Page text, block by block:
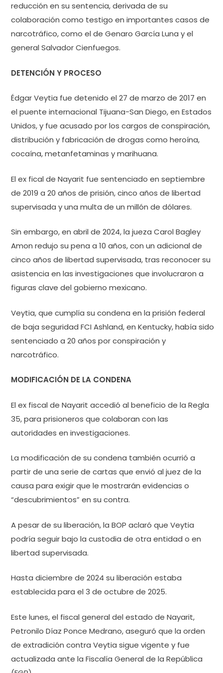
reducción en su sentencia, derivada de su
colaboración como testigo en importantes casos de
narcotráfico, como el de Genaro García Luna y el
general Salvador Cienfuegos.
DETENCIÓN Y PROCESO
Édgar Veytia fue detenido el 27 de marzo de 2017 en
el puente internacional Tijuana-San Diego, en Estados
Unidos, y fue acusado por los cargos de conspiración,
distribución y fabricación de drogas como heroína,
cocaína, metanfetaminas y marihuana.
El ex fical de Nayarit fue sentenciado en septiembre
de 2019 a 20 años de prisión, cinco años de libertad
supervisada y una multa de un millón de dólares.
Sin embargo, en abril de 2024, la jueza Carol Bagley
Amon redujo su pena a 10 años, con un adicional de
cinco años de libertad supervisada, tras reconocer su
asistencia en las investigaciones que involucraron a
figuras clave del gobierno mexicano.
Veytia, que cumplía su condena en la prisión federal
de baja seguridad FCI Ashland, en Kentucky, había sido
sentenciado a 20 años por conspiración y
narcotráfico.
MODIFICACIÓN DE LA CONDENA
El ex fiscal de Nayarit accedió al beneficio de la Regla
35, para prisioneros que colaboran con las
autoridades en investigaciones.
La modificación de su condena también ocurrió a
partir de una serie de cartas que envió al juez de la
causa para exigir que le mostrarán evidencias o
“descubrimientos” en su contra.
A pesar de su liberación, la BOP aclaró que Veytia
podría seguir bajo la custodia de otra entidad o en
libertad supervisada.
Hasta diciembre de 2024 su liberación estaba
establecida para el 3 de octubre de 2025.
Este lunes, el fiscal general del estado de Nayarit,
Petronilo Díaz Ponce Medrano, aseguró que la orden
de extradición contra Veytia sigue vigente y fue
actualizada ante la Fiscalía General de la República